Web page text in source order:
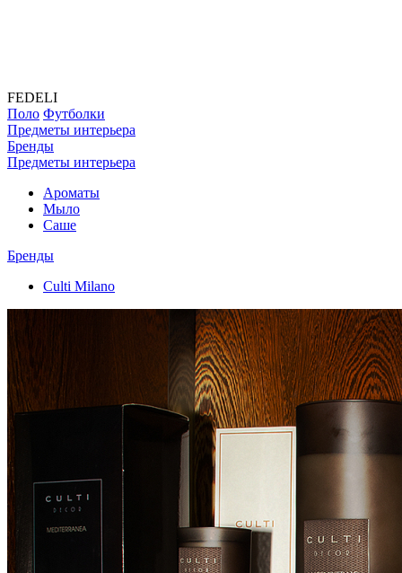
FEDELI
Поло Футболки
Предметы интерьера
Бренды
Предметы интерьера
Ароматы
Мыло
Саше
Бренды
Culti Milano